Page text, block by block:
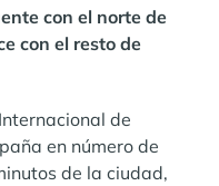
con el norte de
con el resto de
de
en número de
de la ciudad,